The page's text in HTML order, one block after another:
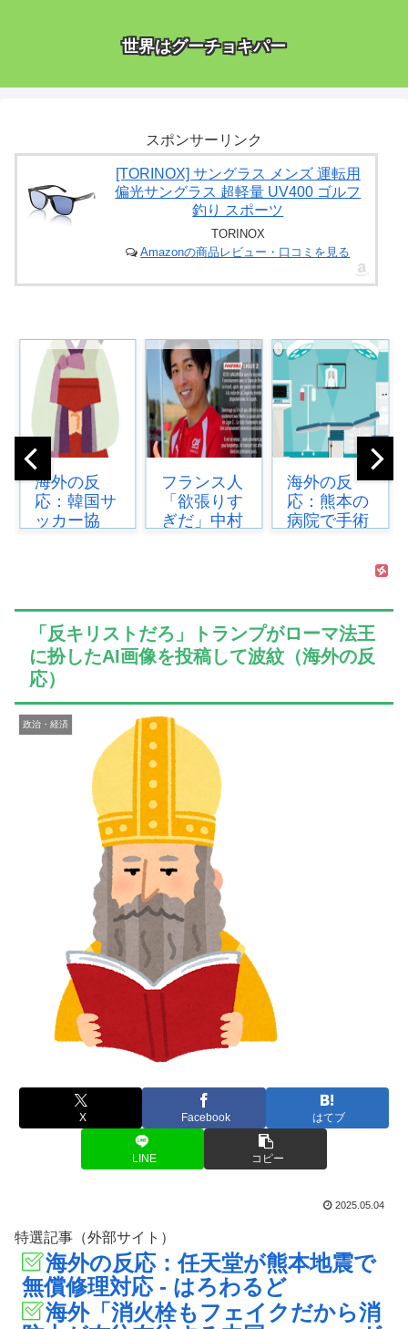
世界はグーチョキパー
スポンサーリンク
[TORINOX] サングラス メンズ 運転用
偏光サングラス 超軽量 UV400 ゴルフ
釣り スポーツ
TORINOX
Amazonの商品レビュー・口コミを見る
フランス人
「欲張りす
ぎだ」中村
籍金が交
渉...
海外の反
応：熊本の
病院で手術
守った医師
た...
韓国人「ど
うやら五輪
サッカー日
→「メダル
剥奪な...
「反キリストだろ」トランプがローマ法王
に扮したAI画像を投稿して波紋（海外の反
応）
政治・経済
X Facebook はてブ
LINE コピー
2025.05.04
特選記事（外部サイト）
海外の反応：任天堂が熊本地震で
無償修理対応 - はろわるど
海外「消火栓もフェイクだから消